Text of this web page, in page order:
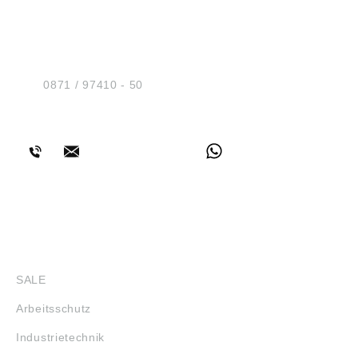
Tel.:0871 / 97410 - 50
SALE
Arbeitsschutz
Industrietechnik